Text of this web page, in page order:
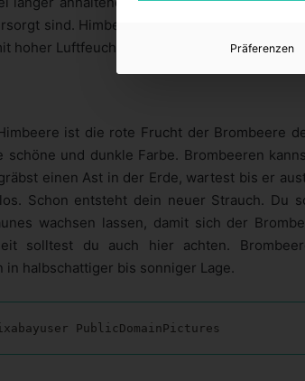
sind. Himbeeren bevorzugen kalk- und
hoher Luftfeuchtigkeit.
ist die rote Frucht der Brombeere
schöne und dunkle Farbe. Brombeeren
einen Ast in der Erde, wartest bis er
Schon entsteht dein neuer Strauch. Du
wachsen lassen, damit sich der
solltest du auch hier achten.
in halbschattiger bis sonniger Lage.
PublicDomainPictures
Präferenzen